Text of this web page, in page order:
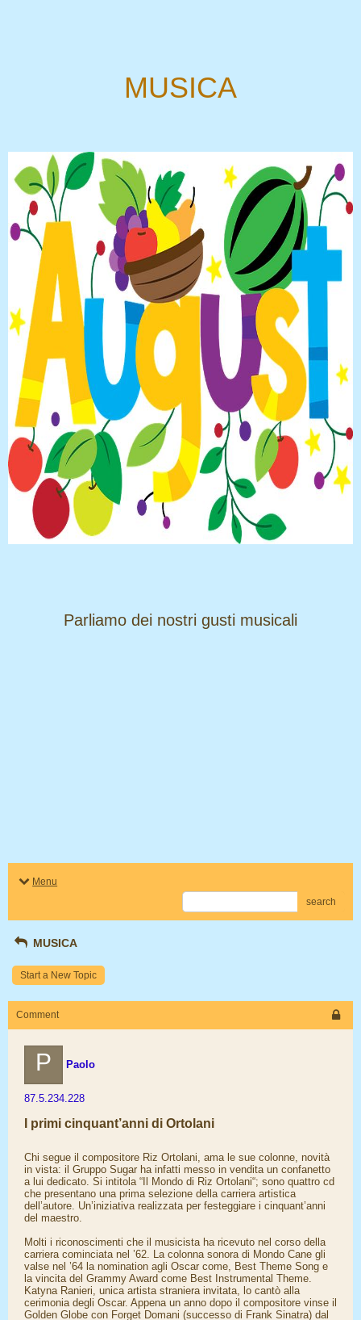
MUSICA
​​​​​​​Parliamo dei nostri gusti musicali
Menu
search
MUSICA
Start a New Topic
Comment
P Paolo
87.5.234.228
I primi cinquant’anni di Ortolani
Chi segue il compositore Riz Ortolani, ama le sue colonne, novità
in vista: il Gruppo Sugar ha infatti messo in vendita un confanetto
a lui dedicato. Si intitola “Il Mondo di Riz Ortolani“; sono quattro cd
che presentano una prima selezione della carriera artistica
dell’autore. Un’iniziativa realizzata per festeggiare i cinquant’anni
del maestro.
Molti i riconoscimenti che il musicista ha ricevuto nel corso della
carriera cominciata nel ’62. La colonna sonora di Mondo Cane gli
valse nel ’64 la nomination agli Oscar come, Best Theme Song e
la vincita del Grammy Award come Best Instrumental Theme.
Katyna Ranieri, unica artista straniera invitata, lo cantò alla
cerimonia degli Oscar. Appena un anno dopo il compositore vinse il
Golden Globe con Forget Domani (successo di Frank Sinatra) dal